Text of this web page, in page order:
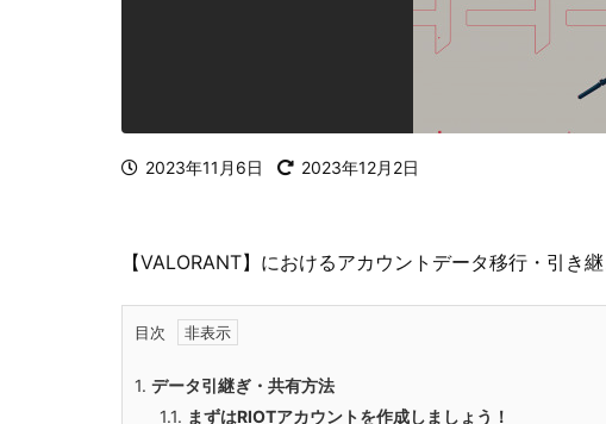
2023年11月6日 2023年12月2日
【VALORANT】におけるアカウントデータ移行・引き
目次
1. データ引継ぎ・共有方法
1.1. まずはRIOTアカウントを作成しましょう！